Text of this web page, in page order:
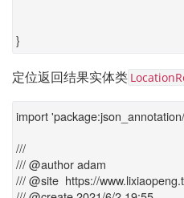
}
定位返回结果实体类
import
///
/// @author adam
/// @site https://